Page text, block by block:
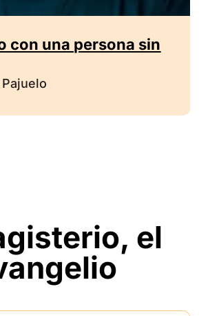
con una persona sin
el